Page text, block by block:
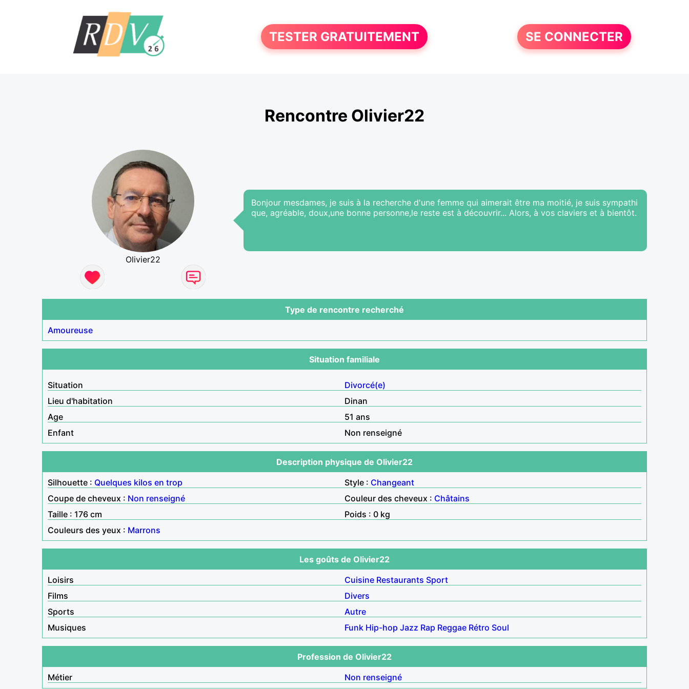
TESTER GRATUITEMENT SE CONNECTER
Rencontre Olivier22
Olivier22
Bonjour mesdames, je suis à la recherche d'une femme qui aimerait être ma moitié, je suis sympathi
que, agréable, doux,une bonne personne,le reste est à découvrir... Alors, à vos claviers et à bientôt.
Type de rencontre recherché
Amoureuse
Situation familiale
Situation
Divorcé(e)
Lieu d'habitation
Dinan
Age
51 ans
Enfant
Non renseigné
Description physique de Olivier22
Silhouette : Quelques kilos en trop Style : Changeant
Coupe de cheveux : Non renseigné Couleur des cheveux : Châtains
Taille : 176 cm
Poids : 0 kg
Couleurs des yeux : Marrons
Les goûts de Olivier22
Loisirs
Cuisine Restaurants Sport
Films
Divers
Sports
Autre
Musiques
Funk Hip-hop Jazz Rap Reggae Rétro Soul
Profession de Olivier22
Métier
Non renseigné